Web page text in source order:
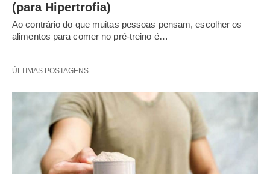
(para Hipertrofia)
Ao contrário do que muitas pessoas pensam, escolher os
alimentos para comer no pré-treino é…
ÚLTIMAS POSTAGENS